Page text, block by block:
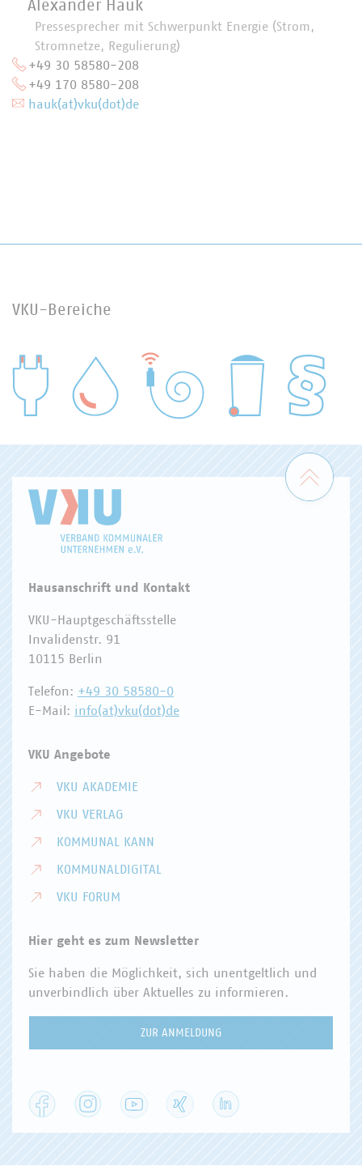
Alexander Hauk
Pressesprecher mit Schwerpunkt Energie (Strom,
Stromnetze, Regulierung)
+49 30 58580-208
+49 170 8580-208
hauk(at)vku(dot)de
VKU-Bereiche
WASSER/ABWASSER
Zum
Hausanschrift und Kontakt
VKU-Hauptgeschäftsstelle
Invalidenstr. 91
10115 Berlin
Telefon: +49 30 58580-0
E-Mail: info(at)vku(dot)de
VKU Angebote
VKU AKADEMIE
VKU VERLAG
KOMMUNAL KANN
KOMMUNALDIGITAL
VKU FORUM
Hier geht es zum Newsletter
Sie haben die Möglichkeit, sich unentgeltlich und
unverbindlich über Aktuelles zu informieren.
ZUR ANMELDUNG
Facebook Instagram YouTube